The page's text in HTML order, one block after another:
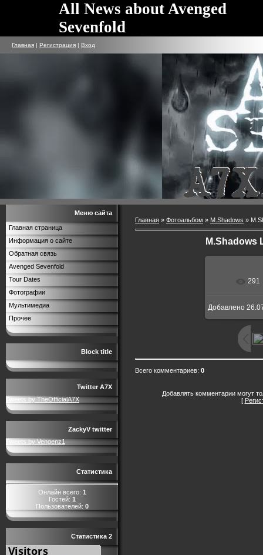
All News about Avenged
Sevenfold
Главная | Регистрация | Вход
Меню сайта
Главная страница
Информация о сайте
Обратная связь
Avenged Sevenfold
Tour Dates
Фотографии
Мультимедиа
Прочее
Block title
Twitter A7X
Tweets by TheOfficialA7X
ZackyV twitter
Tweets by Vengenz1
Статистика
Онлайн всего: 1
Гостей: 1
Пользователей: 0
Статистика 2
Главная » Фотоальбом » M.Shadows »
M.Shadows
291
Добавлено
Всего комментариев: 0
Добавлять комментарии могут
[